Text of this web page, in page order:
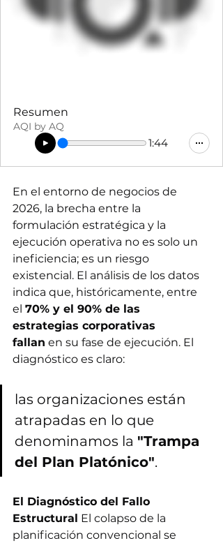
Resumen
AQI by AQ
1:44
En el entorno de negocios de
2026, la brecha entre la
formulación estratégica y la
ejecución operativa no es solo un
ineficiencia; es un riesgo
existencial. El análisis de los datos
indica que, históricamente, entre
el 70% y el 90% de las
estrategias corporativas
fallan en su fase de ejecución. El
diagnóstico es claro:
las organizaciones están
atrapadas en lo que
denominamos la "Trampa
del Plan Platónico".
El Diagnóstico del Fallo
Estructural El colapso de la
planificación convencional se